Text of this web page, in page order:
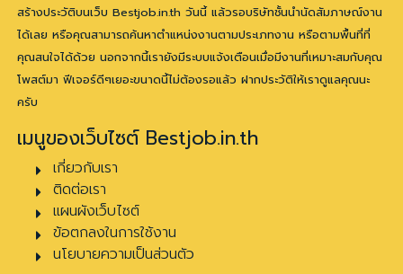
สร้างประวัติบนเว็บ Bestjob.in.th วันนี้ แล้วรอบริษัทชั้นนำนัดสัมภาษณ์งาน
ได้เลย หรือคุณสามารถค้นหาตำแหน่งงานตามประเภทงาน หรือตามพื้นที่ที่
คุณสนใจได้ด้วย นอกจากนี้เรายังมีระบบแจ้งเตือนเมื่อมีงานที่เหมาะสมกับคุณ
โพสต์มา ฟีเจอร์ดีๆเยอะขนาดนี้ไม่ต้องรอแล้ว ฝากประวัติให้เราดูแลคุณนะ
ครับ
เมนูของเว็บไซต์ Bestjob.in.th
เกี่ยวกับเรา
ติดต่อเรา
แผนผังเว็บไซต์
ข้อตกลงในการใช้งาน
นโยบายความเป็นส่วนตัว